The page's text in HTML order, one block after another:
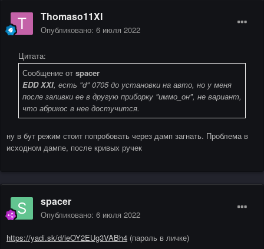
Thomaso11XI
Опубликовано: 6 июля 2022
Цитата:
Сообщение от spacer
EDD XXI, есть "d" 0705 до установки на авто, но у меня
после заливки ее в другую приборку "иммо_он", не вариант,
что абрикос в нее достучится.
ну в бут режим стоит попробовать через дамп загнать. Проблема в
исходном дампе, после кривых ручек
spacer
Опубликовано: 6 июля 2022
https://yadi.sk/d/ieOY2EUg3VABh4 (пароль в личке)